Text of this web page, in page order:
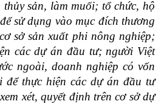
sản, làm muối; tổ chức, hộ
sử dụng vào mục đích thương
sở sản xuất phi nông nghiệp;
các dự án đầu tư; người Việt
ngoài, doanh nghiệp có vốn
để thực hiện các dự án đầu tư
xét, quyết định trên cơ sở dự